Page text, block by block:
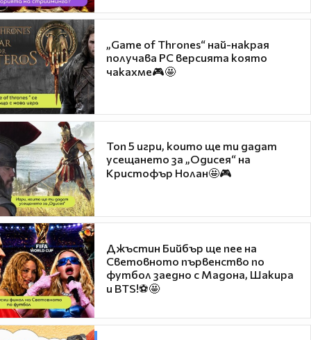
„Game of Thrones“ най-накрая
получава PC версията която
чакахме🎮🤩
Топ 5 игри, които ще ти дадат
усещането за „Одисея“ на
Кристофър Нолан🤩🎮
Джъстин Бийбър ще пее на
Световното първенство по
футбол заедно с Мадона, Шакира
и BTS!⚽🤩